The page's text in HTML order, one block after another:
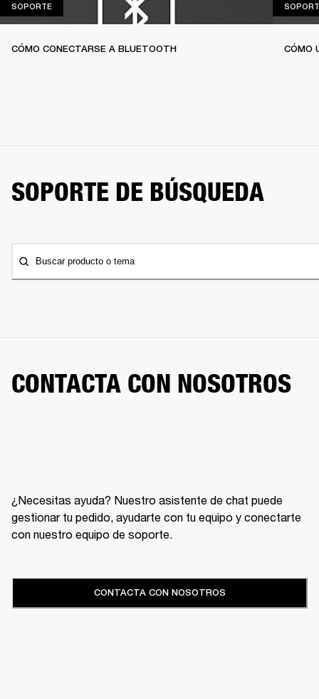
SOPORTESOPORTE
CÓMO CONECTARSE A BLUETOOTH CÓMO
SOPORTE DE BÚSQUEDA
Buscar producto o tema
CONTACTA CON NOSOTROS
¿Necesitas ayuda? Nuestro asistente de chat puede
gestionar tu pedido, ayudarte con tu equipo y conectarte
con nuestro equipo de soporte.
CONTACTA CON NOSOTROS